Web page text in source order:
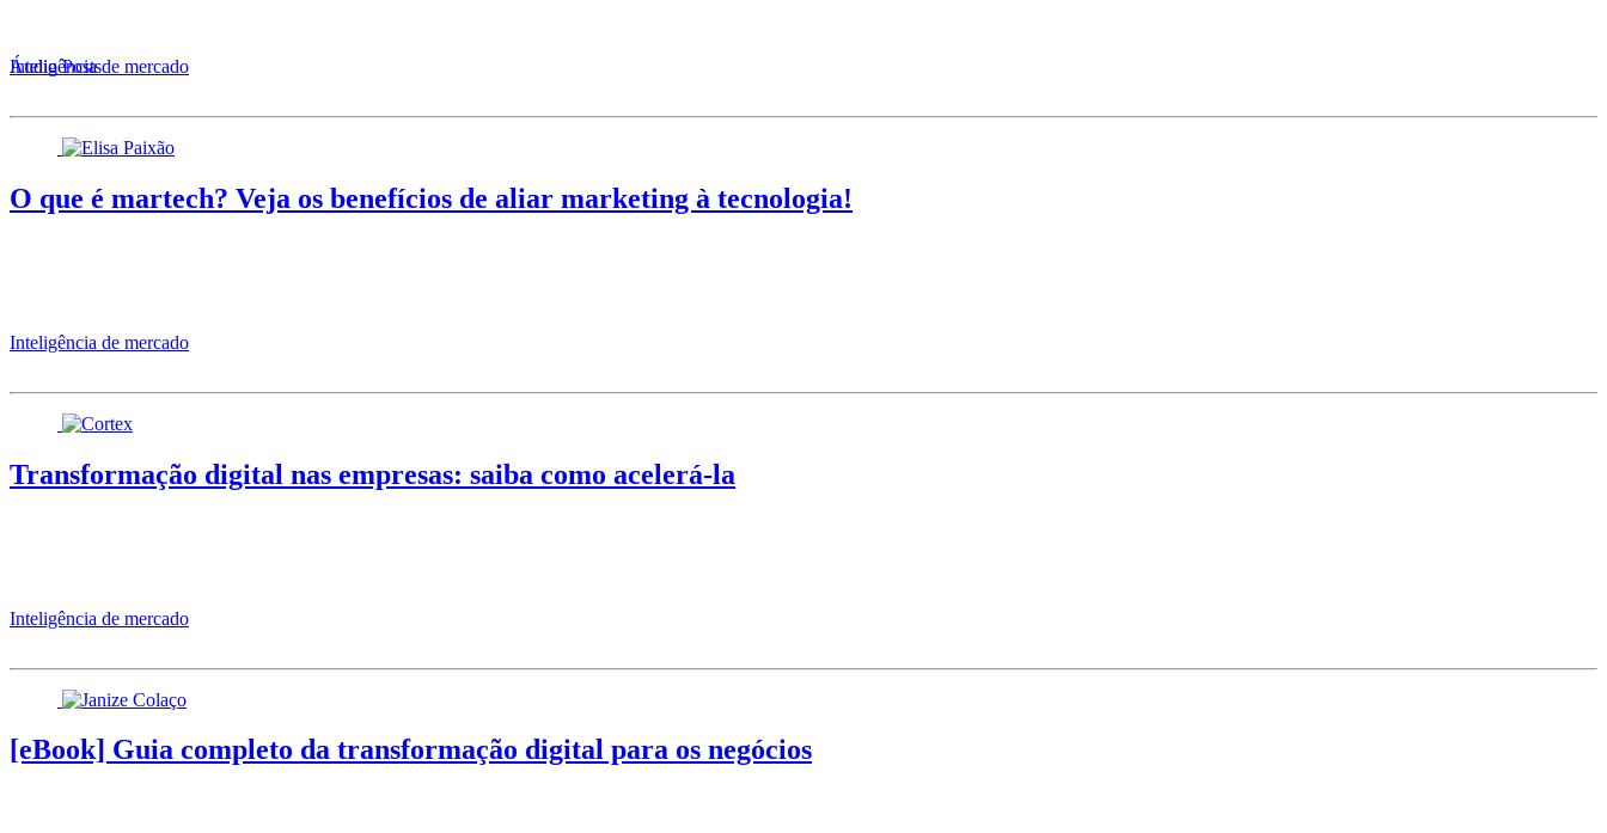
Áudio Posts
Inteligência de mercado
O que é martech? Veja os benefícios de aliar marketing à tecnologia!
Inteligência de mercado
Transformação digital nas empresas: saiba como acelerá-la
Inteligência de mercado
[eBook] Guia completo da transformação digital para os negócios